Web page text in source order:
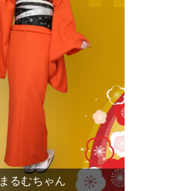
まるむちゃん